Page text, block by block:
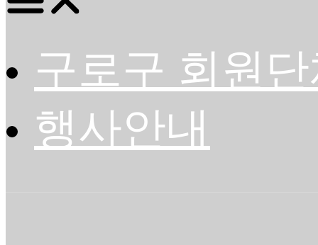
구로구 회원
행사안내